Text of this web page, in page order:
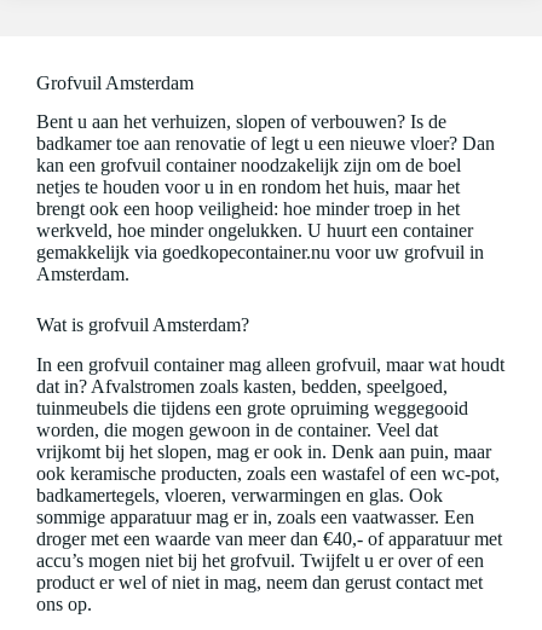
Grofvuil Amsterdam
Bent u aan het verhuizen, slopen of verbouwen? Is de
badkamer toe aan renovatie of legt u een nieuwe vloer? Dan
kan een grofvuil container noodzakelijk zijn om de boel
netjes te houden voor u in en rondom het huis, maar het
brengt ook een hoop veiligheid: hoe minder troep in het
werkveld, hoe minder ongelukken. U huurt een container
gemakkelijk via goedkopecontainer.nu voor uw grofvuil in
Amsterdam.
Wat is grofvuil Amsterdam?
In een grofvuil container mag alleen grofvuil, maar wat houdt
dat in? Afvalstromen zoals kasten, bedden, speelgoed,
tuinmeubels die tijdens een grote opruiming weggegooid
worden, die mogen gewoon in de container. Veel dat
vrijkomt bij het slopen, mag er ook in. Denk aan puin, maar
ook keramische producten, zoals een wastafel of een wc-pot,
badkamertegels, vloeren, verwarmingen en glas. Ook
sommige apparatuur mag er in, zoals een vaatwasser. Een
droger met een waarde van meer dan €40,- of apparatuur met
accu’s mogen niet bij het grofvuil. Twijfelt u er over of een
product er wel of niet in mag, neem dan gerust contact met
ons op.